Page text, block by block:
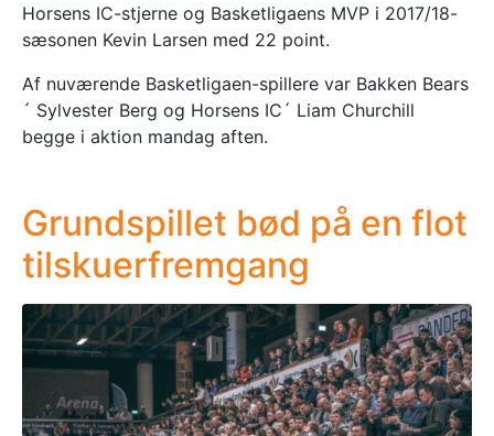
Horsens IC-stjerne og Basketligaens MVP i 2017/18-
sæsonen Kevin Larsen med 22 point.
Af nuværende Basketligaen-spillere var Bakken Bears
´ Sylvester Berg og Horsens IC´ Liam Churchill
begge i aktion mandag aften.
Grundspillet bød på en flot
tilskuerfremgang